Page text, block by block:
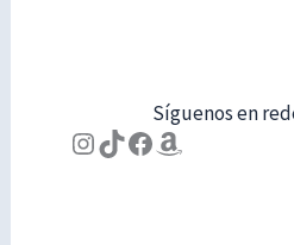
Síguenos en
Instagram
TikTok
Facebook
Amazon